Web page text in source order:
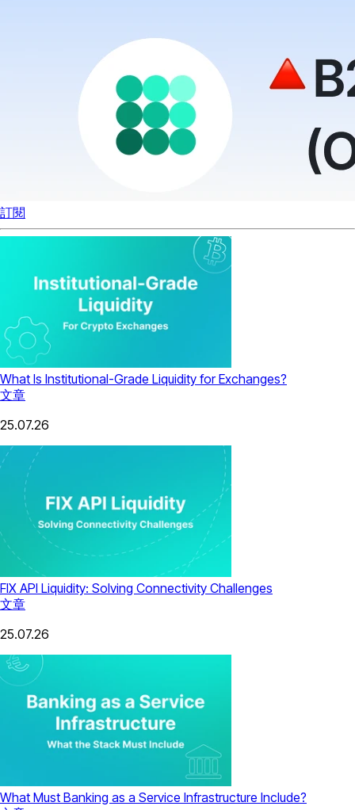
訂閱
What Is Institutional-Grade Liquidity for Exchanges?
文章
25.07.26
FIX API Liquidity: Solving Connectivity Challenges
文章
25.07.26
What Must Banking as a Service Infrastructure Include?